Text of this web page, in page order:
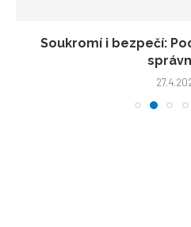
Soukromí i bezpečí: